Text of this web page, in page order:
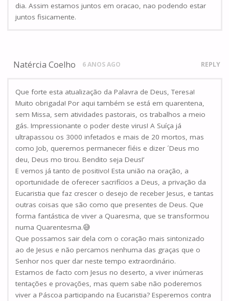
dia. Assim estamos juntos em oracao, nao podendo estar
juntos fisicamente.
Natércia Coelho 6 ANOS AGO REPLY
Que forte esta atualização da Palavra de Deus, Teresa!
Muito obrigada! Por aqui também se está em quarentena,
sem Missa, sem atividades pastorais, os trabalhos a meio
gás. Impressionante o poder deste virus! A Suíça já
ultrapassou os 3000 infetados e mais de 20 mortos, mas
como Job, queremos permanecer fiéis e dizer ´Deus mo
deu, Deus mo tirou. Bendito seja Deus!’
E vemos já tanto de positivo! Esta união na oração, a
oportunidade de oferecer sacrifícios a Deus, a privação da
Eucaristia que faz crescer o desejo de receber Jesus, e tantas
outras coisas que são como que presentes de Deus. Que
forma fantástica de viver a Quaresma, que se transformou
numa Quarentesma.😅
Que possamos sair dela com o coração mais sintonizado
ao de Jesus e não percamos nenhuma das graças que o
Senhor nos quer dar neste tempo extraordinário.
Estamos de facto com Jesus no deserto, a viver inúmeras
tentações e provações, mas quem sabe não poderemos
viver a Páscoa participando na Eucaristia? Esperemos contra